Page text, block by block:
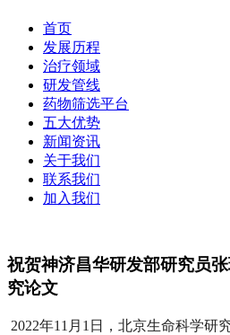
首页
发展历程
治疗领域
研发管线
药物筛选平台
五大优势
新闻资讯
关于我们
联系我们
加入我们
祝贺神济昌华研发部研究员
究论文
2022年11月1日，北京生命科学研